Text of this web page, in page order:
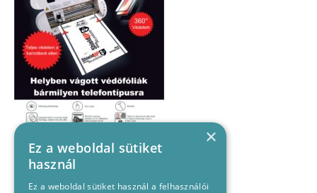
×
Ez a weboldal sütiket
használ
Ez a weboldal sütiket használ a felhasználói